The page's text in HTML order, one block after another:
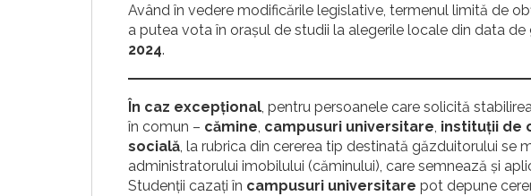
Având în vedere modificările legislative, termenul limită de
a putea vota în orașul de studii la alegerile locale din data de
2024.
În caz excepțional, pentru persoanele care solicită
în comun – cămine, campusuri universitare, instituții de
socială, la rubrica din cererea tip destinată găzduitorului se
administratorului imobilului (căminului), care semnează şi
Studenții cazați în campusuri universitare pot depune